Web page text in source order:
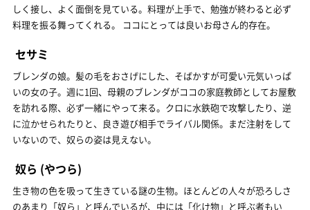
しく接し、よく面倒を見ている。料理が上手で、勉強が終わると必ず
料理を振る舞ってくれる。 ココにとっては良いお母さん的存在。
セサミ
ブレンダの娘。髪の毛をおさげにした、そばかすが可愛い元気いっぱ
いの女の子。週に1回、母親のブレンダがココの家庭教師としてお屋敷
を訪れる際、必ず一緒にやって来る。クロに水鉄砲で攻撃したり、逆
に泣かせられたりと、良き遊び相手でライバル関係。まだ注射をして
いないので、奴らの姿は見えない。
奴ら (やつら)
生き物の色を吸って生きている謎の生物。ほとんどの人々が恐ろしさ
のあまり「奴ら」と呼んでいるが、中には「化け物」と呼ぶ者もい